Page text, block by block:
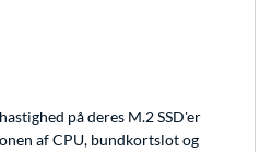
på deres M.2 SSD'er
af CPU, bundkortslot og